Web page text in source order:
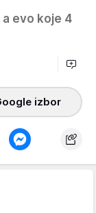
evo koje 4
izbor